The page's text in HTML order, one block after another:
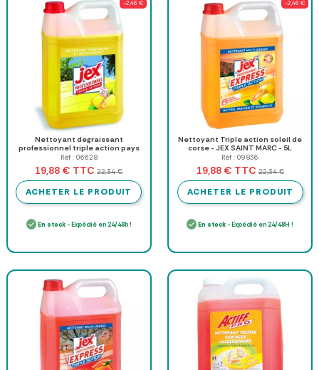
-2,46 €
Nettoyant degraissant
professionnel triple action pays
Niçois - Bidon de 5 L
Réf : 06628
19,88 € TTC 22,34 €
ACHETER LE PRODUIT
En stock- Expédié en 24/48h !
-2,46 €
Nettoyant Triple action soleil de
corse - JEX SAINT MARC - 5L
Réf : 09836
19,88 € TTC 22,34 €
ACHETER LE PRODUIT
En stock - Expédié en 24/48H !